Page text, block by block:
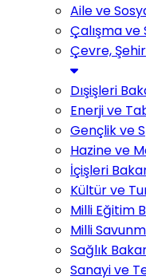
Aile ve
Çalışma ve
Çevre,
Dışişleri
Enerji ve
Gençlik ve
Hazine ve
İçişleri
Kültür ve
Milli Eğitim
Milli
Sağlık
Sanayi ve